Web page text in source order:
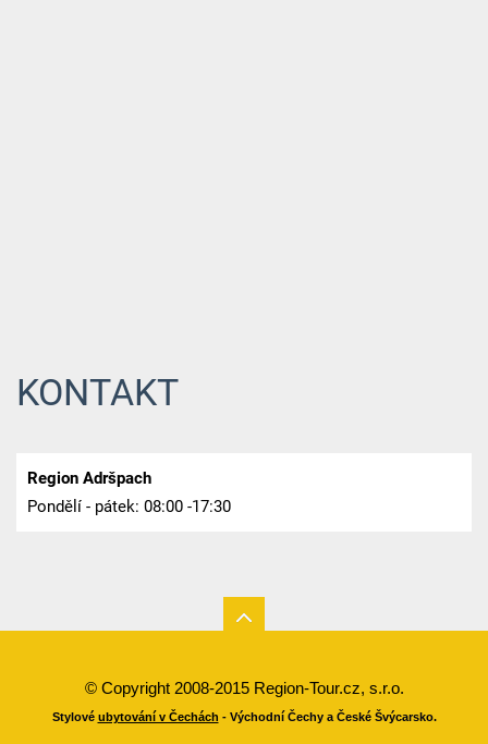
KONTAKT
Region Adršpach
Pondělí - pátek: 08:00 -17:30
© Copyright 2008-2015 Region-Tour.cz, s.r.o.
Stylové ubytování v Čechách - Východní Čechy a České Švýcarsko.